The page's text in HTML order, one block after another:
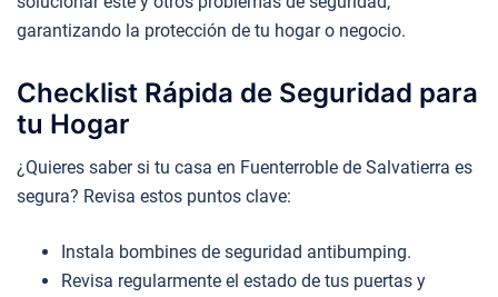
garantizando la protección de tu hogar o negocio.
Checklist Rápida de Seguridad para
tu Hogar
¿Quieres saber si tu casa en Fuenterroble de Salvatierra es
segura? Revisa estos puntos clave:
Instala bombines de seguridad antibumping.
Revisa regularmente el estado de tus puertas y